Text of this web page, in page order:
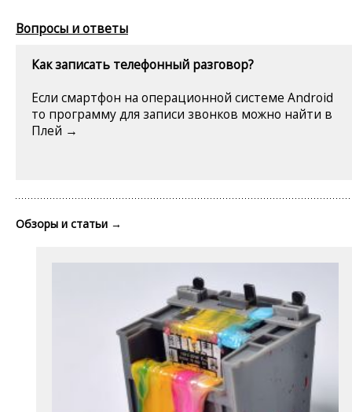
Вопросы и ответы
Как записать телефонный разговор?
Если смартфон на операционной системе Android
то программу для записи звонков можно найти в
Плей →
Обзоры и статьи →